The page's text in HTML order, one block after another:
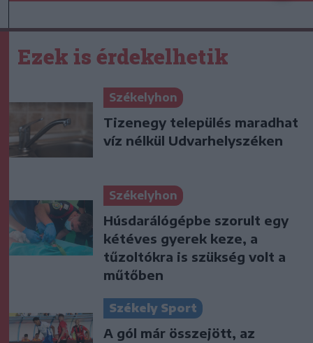
Ezek is érdekelhetik
Székelyhon
Tizenegy település maradhat
víz nélkül Udvarhelyszéken
Székelyhon
Húsdarálógépbe szorult egy
kétéves gyerek keze, a
tűzoltókra is szükség volt a
műtőben
Székely Sport
A gól már összejött, az